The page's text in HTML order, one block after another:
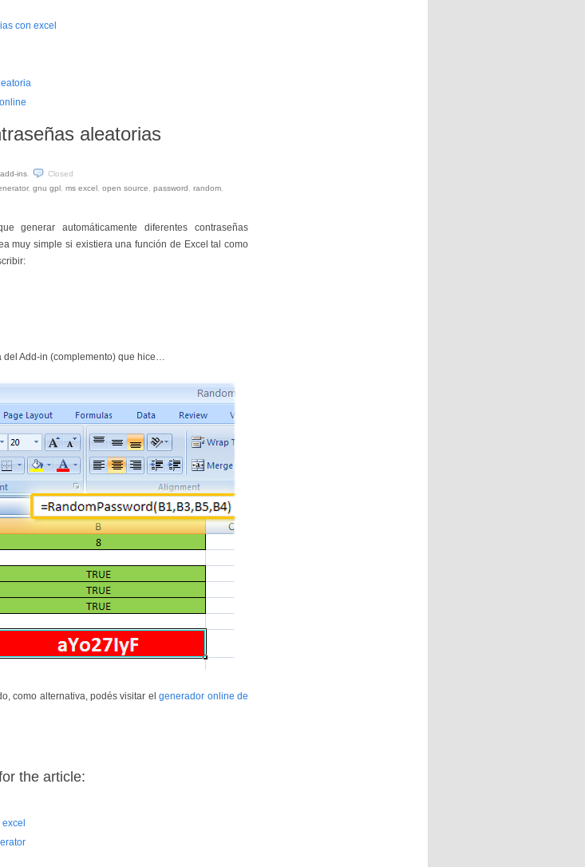
con excel
aleatorias
ins
Closed
, gnu gpl ms excel open source password random
generar automáticamente diferentes contraseñas
muy simple si existiera una función de Excel tal como
del Add-in (complemento) que hice…
como alternativa, podés visitar elgenerador online de
the article: